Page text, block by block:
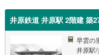
井原鉄道 井原駅 2階建 築
早雲の
井原駅